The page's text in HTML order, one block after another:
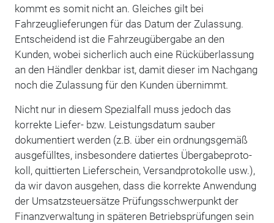
kommt es somit nicht an. Gleiches gilt bei
Fahrzeuglieferungen für das Datum der Zulassung.
Entscheidend ist die Fahrzeugübergabe an den
Kunden, wobei sicherlich auch eine Rücküberlassung
an den Händler denkbar ist, damit dieser im Nachgang
noch die Zulassung für den Kunden übernimmt.
Nicht nur in die­sem Spezialfall muss jedoch das
korrekte Liefer- bzw. Leistungsdatum sauber
dokumentiert werden (z.B. über ein ordnungsgemäß
ausgefülltes, insbesondere datiertes Übergabeproto­
koll, quittierten Lieferschein, Versandprotokolle usw.),
da wir davon ausgehen, dass die kor­rekte Anwendung
der Umsatzsteuersätze Prüfungsschwerpunkt der
Finanzverwaltung in späteren Betriebsprüfungen sein